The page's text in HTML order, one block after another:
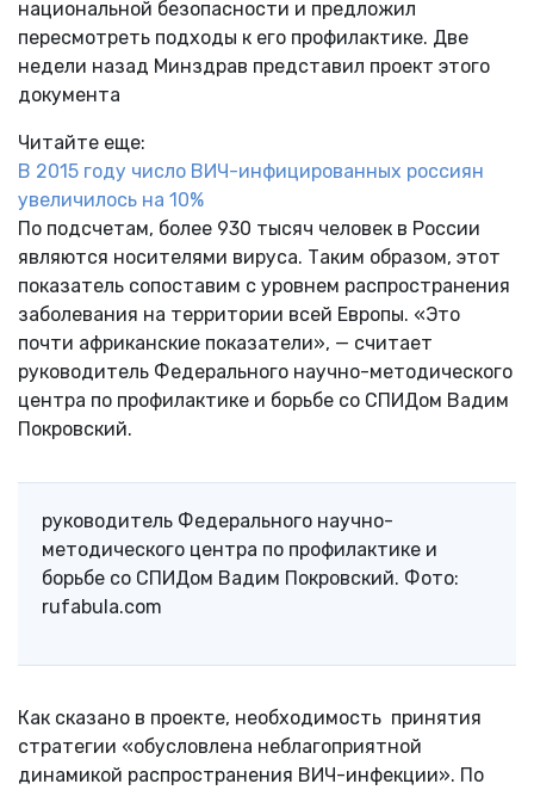
национальной безопасности и предложил
пересмотреть подходы к его профилактике. Две
недели назад Минздрав представил проект этого
документа
Читайте еще:
В 2015 году число ВИЧ-инфицированных россиян
увеличилось на 10%
По подсчетам, более 930 тысяч человек в России
являются носителями вируса. Таким образом, этот
показатель сопоставим с уровнем распространения
заболевания на территории всей Европы. «Это
почти африканские показатели», — считает
руководитель Федерального научно-методического
центра по профилактике и борьбе со СПИДом Вадим
Покровский.
руководитель Федерального научно-
методического центра по профилактике и
борьбе со СПИДом Вадим Покровский. Фото:
rufabula.com
Как сказано в проекте, необходимость принятия
стратегии «обусловлена неблагоприятной
динамикой распространения ВИЧ-инфекции». По